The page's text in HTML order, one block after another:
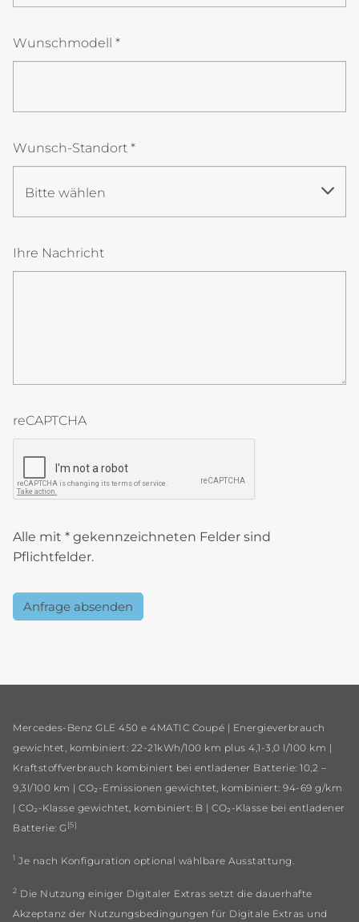
Wunschmodell *
Wunsch-Standort *
Bitte wählen
Ihre Nachricht
reCAPTCHA
Alle mit * gekennzeichneten Felder sind
Pflichtfelder.
Anfrage absenden
Mercedes‑Benz GLE 450 e 4MATIC Coupé | Energieverbrauch
gewichtet, kombiniert: 22-21kWh/100 km plus 4,1-3,0 l/100 km |
Kraftstoffverbrauch kombiniert bei entladener Batterie: 10,2 –
9,3l/100 km | CO₂-Emissionen gewichtet, kombiniert: 94-69 g/km
| CO₂-Klasse gewichtet, kombiniert: B | CO₂-Klasse bei entladener
Batterie: G [5]
1 Je nach Konfiguration optional wählbare Ausstattung.
2 Die Nutzung einiger Digitaler Extras setzt die dauerhafte
Akzeptanz der Nutzungsbedingungen für Digitale Extras und